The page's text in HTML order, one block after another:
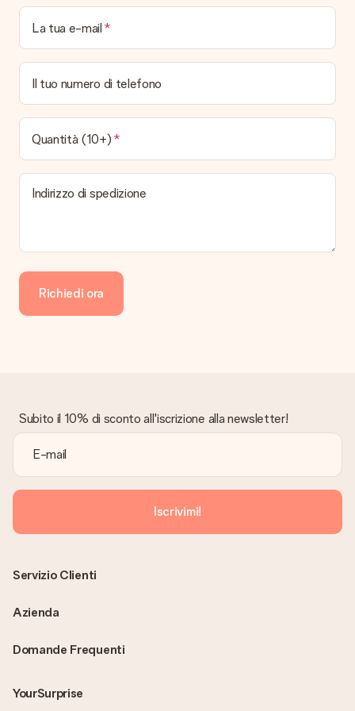
ricevuta viene inviata in allegato all' e-mail di conferma oppure
sarà visualizzabile sul proprio account MySurprise. In questo
modo puoi inviare il regalo direttamente al destinatario,
facendogli una vera e propria sorpresa!
La tua e-mail
Il tuo numero di telefono
Quantità (10+)
Indirizzo di spedizione
Richiedi ora
Subito il 10% di sconto all'iscrizione alla newsletter!
Iscrivimi!
Domande Frequenti
YourSurprise
Servizio Clienti
Azienda